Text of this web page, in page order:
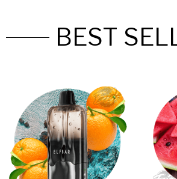
BEST